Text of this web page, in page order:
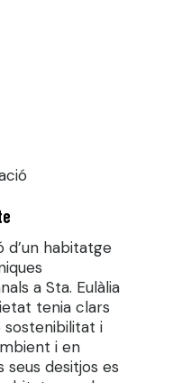
d’un habitatge
a Sta. Eulàlia
tenia clars
sostenibilitat i
i en
seus desitjos es